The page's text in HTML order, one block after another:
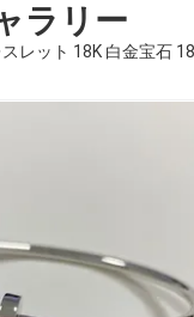
ラリー
レット 18K 白金宝石